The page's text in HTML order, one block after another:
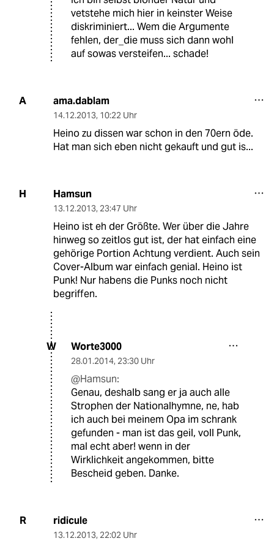
vetstehe mich hier in keinster Weise
diskriminiert... Wem die Argumente
fehlen, der_die muss sich dann wohl
auf sowas versteifen... schade!
A ama.dablam
14.12.2013, 10:22 Uhr
Heino zu dissen war schon in den 70ern öde.
Hat man sich eben nicht gekauft und gut is...
H Hamsun
13.12.2013, 23:47 Uhr
Heino ist eh der Größte. Wer über die Jahre
hinweg so zeitlos gut ist, der hat einfach eine
gehörige Portion Achtung verdient. Auch sein
Cover-Album war einfach genial. Heino ist
Punk! Nur habens die Punks noch nicht
begriffen.
W Worte3000
28.01.2014, 23:30 Uhr
@Hamsun:
Genau, deshalb sang er ja auch alle
Strophen der Nationalhymne, ne, hab
ich auch bei meinem Opa im schrank
gefunden - man ist das geil, voll Punk,
mal echt aber! wenn in der
Wirklichkeit angekommen, bitte
Bescheid geben. Danke.
R ridicule
13.12.2013, 22:02 Uhr